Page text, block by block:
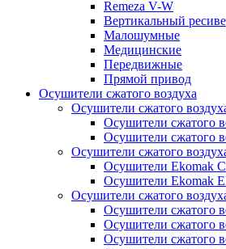
Remeza V-W
Вертикальный
Малошумные
Медицинские
Передвижные
Прямой привод
Осушители сжатого воздуха
Осушители сжатого
Осушители сжатого
Осушители сжатого
Осушители сжатого
Осушители Ekomak
Осушители Ekomak
Осушители сжатого
Осушители сжатого
Осушители сжатого
Осушители сжатого